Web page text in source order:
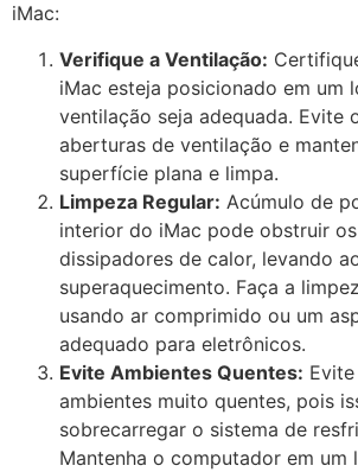
iMac:
Verifique a Ventilação:
iMac esteja posicionado em um
ventilação seja adequada. Evite
aberturas de ventilação e
superfície plana e limpa.
Limpeza Regular: Acúmulo de
interior do iMac pode obstruir
dissipadores de calor, levando
superaquecimento. Faça a
usando ar comprimido ou um
adequado para eletrônicos.
Evite Ambientes Quentes:
ambientes muito quentes, pois
sobrecarregar o sistema de
Mantenha o computador em um